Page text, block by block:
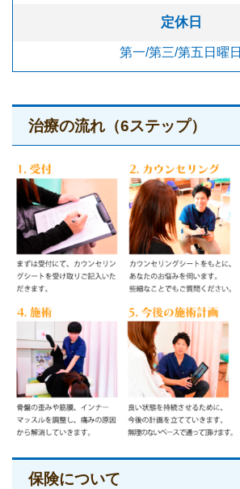
定休日
第一/第三/第五日曜日
治療の流れ（6ステップ）
保険について